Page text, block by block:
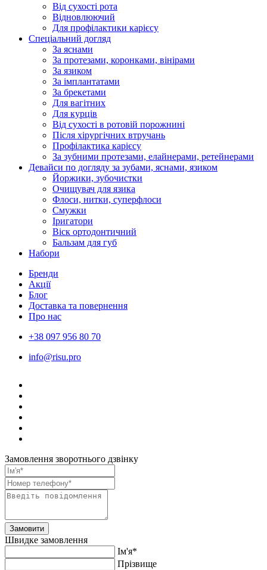
Від сухості рота
Відновлюючий
Для профілактики карієсу
Спеціальний догляд
За яснами
За протезами, коронками, вінірами
За язиком
За імплантатами
За брекетами
Для вагітних
Для курців
Від сухості в ротовій порожнині
Після хірургічних втручань
Профілактика карієсу
За зубними протезами, елайнерами, ретейнерами
Девайси по догляду за зубами, яснами, язиком
Йоржики, зубочистки
Очищувач для язика
Флоси, нитки, суперфлоси
Смужки
Іригатори
Віск ортодонтичний
Бальзам для губ
Набори
Бренди
Акції
Блог
Доставка та повернення
Про нас
+38 097 956 80 70
info@risu.pro
Замовлення зворотнього дзвінку
Замовити
Швидке замовлення
Ім'я*
Прiзвище